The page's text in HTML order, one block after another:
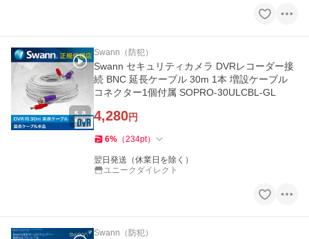
Swann（防犯）
Swann セキュリティカメラ DVRレコーダー接
続 BNC 延長ケーブル 30m 1本 増設ケーブル
コネクター1個付属 SOPRO-30ULCBL-GL
4,280円
6% （234pt）
翌日発送（休業日を除く）
ユニークダイレクト
Swann（防犯）